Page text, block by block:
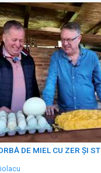
DE MIEL CU ZER ȘI